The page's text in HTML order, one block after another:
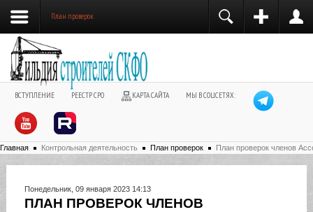
План проверок
ВСТУПЛЕНИЕ РЕЕСТР СРО КАРТА САЙТА МЫ В СОЦСЕТЯХ:
Главная Контрольная деятельность План проверок План проверок членов
Понедельник, 09 января 2023 14:13
ПЛАН ПРОВЕРОК ЧЛЕНОВ